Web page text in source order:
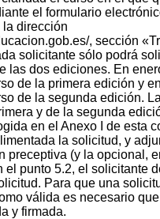
el formulario
la dirección
, sección
solicitante sólo podrá
las dos ediciones. En
de la primera edición y
de la segunda edición.
y de la segunda
en el Anexo I de esta
la solicitud, y
preceptiva (y la opcional,
el punto 5.2, el solicitante
Para que una
válida es necesario
y firmada.